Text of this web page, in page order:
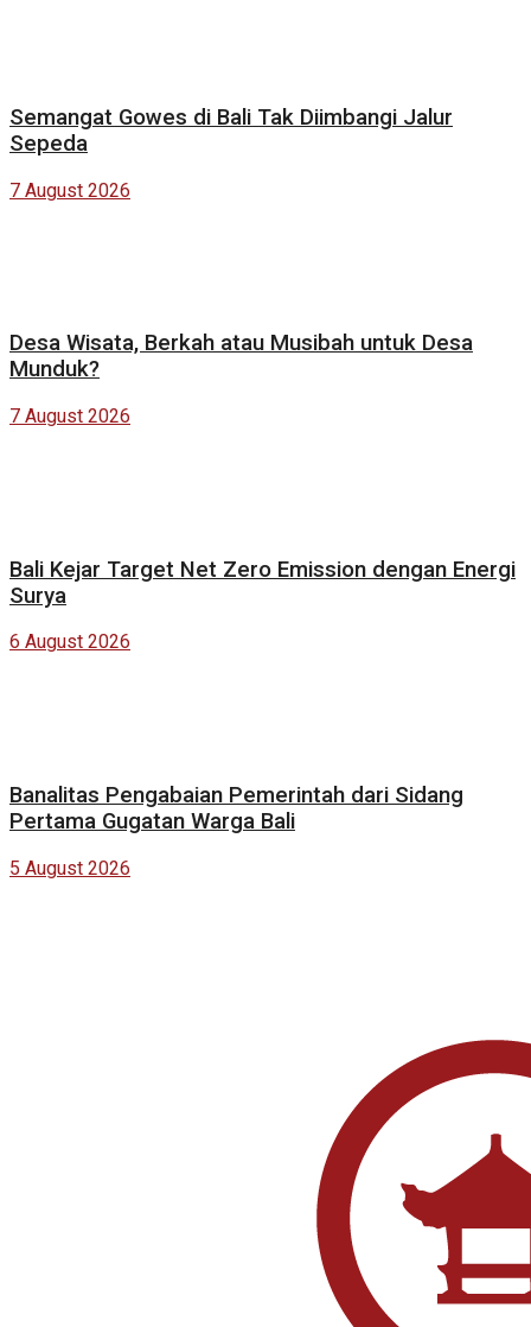
Semangat Gowes di Bali Tak Diimbangi Jalur
Sepeda
7 August 2026
Desa Wisata, Berkah atau Musibah untuk Desa
Munduk?
7 August 2026
Bali Kejar Target Net Zero Emission dengan Energi
Surya
6 August 2026
Banalitas Pengabaian Pemerintah dari Sidang
Pertama Gugatan Warga Bali
5 August 2026